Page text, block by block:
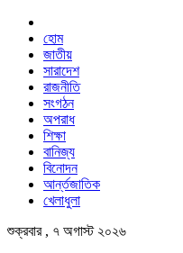
হোম
জাতীয়
সারাদেশ
রাজনীতি
সংগঠন
অপরাধ
শিক্ষা
বানিজ্য
বিনোদন
আর্ন্তজাতিক
খেলাধুলা
শুক্রবার , ৭ অগাস্ট ২০২৬